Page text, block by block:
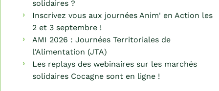
solidaires ?
Inscrivez vous aux journées Anim' en Action les
2 et 3 septembre !
AMI 2026 : Journées Territoriales de
l'Alimentation (JTA)
Les replays des webinaires sur les marchés
solidaires Cocagne sont en ligne !